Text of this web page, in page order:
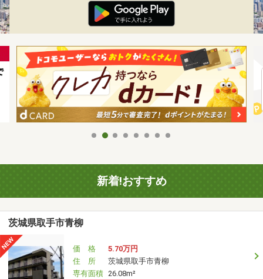
新着!おすすめ
茨城県取手市青柳
価 格
5.70万円
住 所
茨城県取手市青柳
専有面積 26.08m²